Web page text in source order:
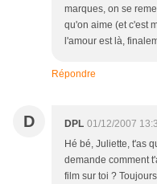
marques, on se
qu'on aime (et c'est
l'amour est là,
Répondre
D DPL 01/12/2007
Hé bé, Juliette, t'as
demande comment
film sur toi ?